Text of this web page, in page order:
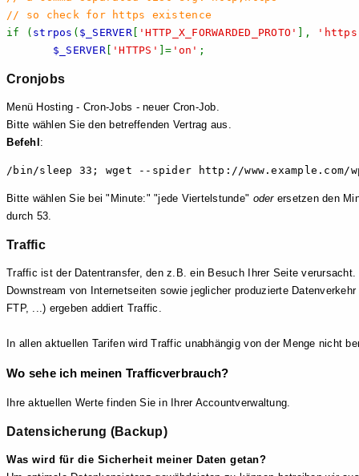
// so check for https existence
if ( strpos ( $_SERVER[ 'HTTP_X_FORWARDED_PROTO' ],
$_SERVER[ 'HTTPS' ]= 'on' ;
Cronjobs
Menü Hosting - Cron-Jobs - neuer Cron-Job.
Bitte wählen Sie den betreffenden Vertrag aus.
Befehl:
/bin/sleep 33; wget --spider http://www.example.com/
Bitte wählen Sie bei "Minute:" "jede Viertelstunde" oderersetzen den
durch 53.
Traffic
Traffic ist der Datentransfer, den z.B. ein Besuch Ihrer Seite verursacht.
Downstream von Internetseiten sowie jeglicher produzierte
FTP, ...) ergeben addiert Traffic.
In allen aktuellen Tarifen wird Traffic unabhängig von der Menge nicht
Wo sehe ich meinen Trafficverbrauch?
Ihre aktuellen Werte finden Sie in Ihrer Accountverwaltung.
Datensicherung (Backup)
Was wird für die Sicherheit meiner Daten getan?